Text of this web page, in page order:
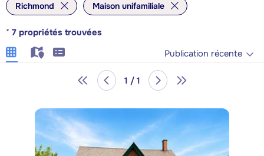
Richmond Maison unifamiliale
* 7 propriétés trouvées
Publication récente
1 / 1